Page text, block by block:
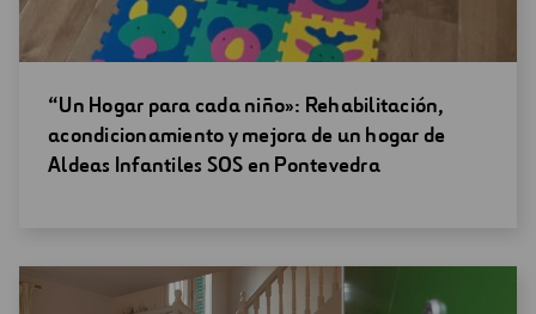
Abrir
una
nueva
“Un Hogar para cada niño»: Rehabilitación,
acondicionamiento y mejora de un hogar de
Aldeas Infantiles SOS en Pontevedra